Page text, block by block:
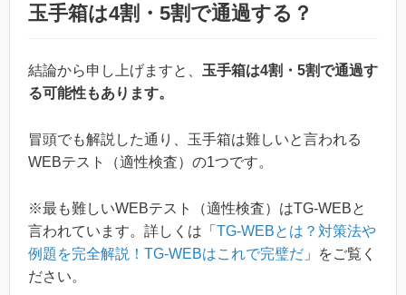
玉手箱は4割・5割で通過する？
結論から申し上げますと、 玉手箱は4割・5割で通過す
る可能性もあります。
冒頭でも解説した通り、玉手箱は難しいと言われる
WEBテスト（適性検査）の1つです。
※最も難しいWEBテスト（適性検査）はTG-WEBと
言われています。詳しくは「 TG-WEBとは？対策法や
例題を完全解説！TG-WEBはこれで完璧だ 」をご覧く
ださい。